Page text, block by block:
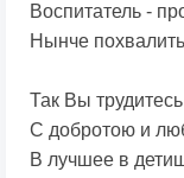
Воспитатель -
Нынче
Так Вы
С добротою и
В лучшее в